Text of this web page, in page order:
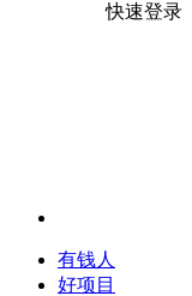
快速登录
有钱人
好项目